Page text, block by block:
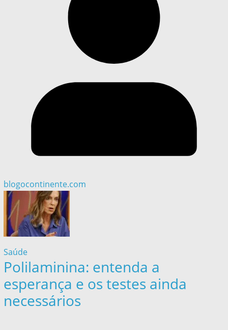
blogocontinente.com
Saúde
Polilaminina: entenda a
esperança e os testes ainda
necessários